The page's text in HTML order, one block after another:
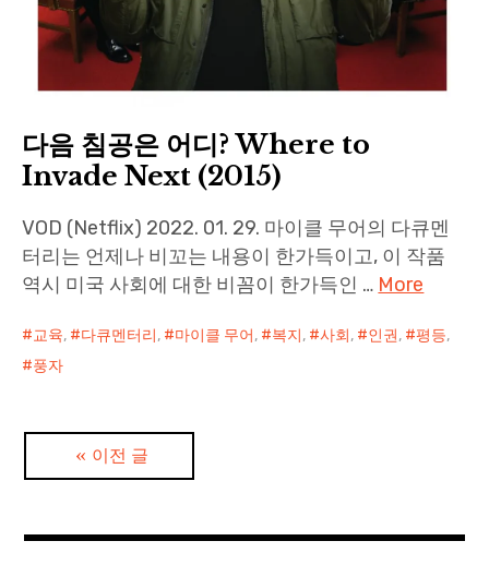
다음 침공은 어디? Where to
Invade Next (2015)
VOD (Netflix) 2022. 01. 29. 마이클 무어의 다큐멘
터리는 언제나 비꼬는 내용이 한가득이고, 이 작품
역시 미국 사회에 대한 비꼼이 한가득인 … More
교육, 다큐멘터리, 마이클 무어, 복지, 사회, 인권, 평등,
풍자
색
이전 글